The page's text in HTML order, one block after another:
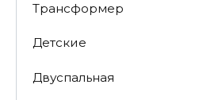
Трансформер
Детские
Двуспальная